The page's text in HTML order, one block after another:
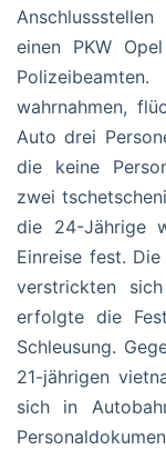
einen PKW
wahrnahmen,
Auto drei
die keine
zwei
die 24-Jährige
Einreise fest.
verstrickten
erfolgte die
Schleusung.
21-jährigen
sich in